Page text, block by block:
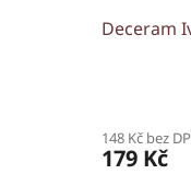
Deceram
148 Kč bez
179 Kč